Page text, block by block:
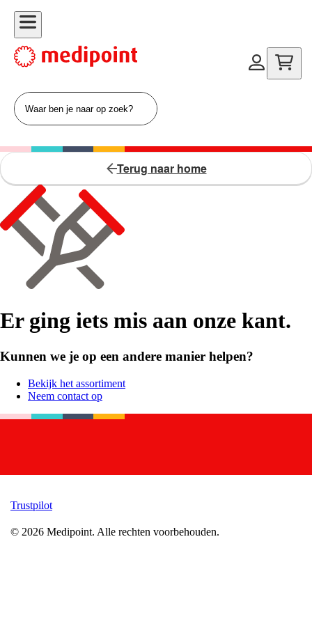
Terug naar home
Er ging iets mis aan onze kant.
Kunnen we je op een andere manier helpen?
Bekijk het assortiment
Neem contact op
Trustpilot
© 2026 Medipoint. Alle rechten voorbehouden.